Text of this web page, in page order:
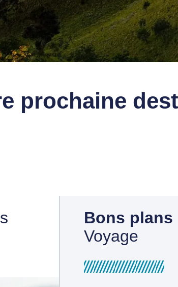
prochaine
Bons plans
Voyage